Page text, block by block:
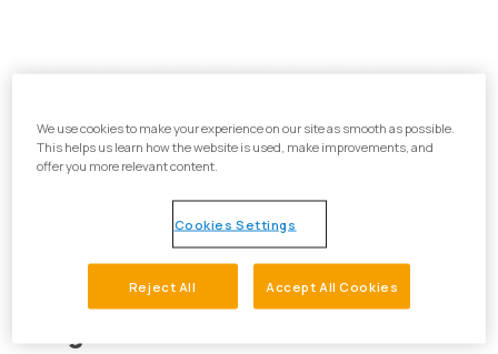
Gezondeboel is ISO 27001 en NEN 7510 gecertificeerd,
volgens de norm waarborgen. Ook zijn wij AVG-proof!
We beantwoorden graag je
We use cookies to make your experience on our site as smooth as possible.
This helps us learn how the website is used, make improvements, and
offer you more relevant content.
Cookies Settings
Reject All Accept All Cookies